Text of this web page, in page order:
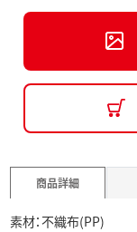
商品詳細
素材：不織布(PP)